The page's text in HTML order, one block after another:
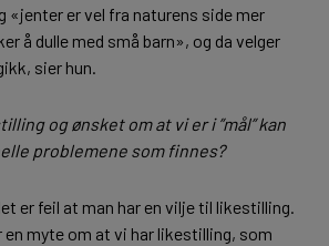
«jenter er vel fra naturens side mer
å dulle med små barn», og da velger
sier hun.
og ønsket om at vi er i ”mål” kan
problemene som finnes?
er feil at man har en vilje til likestilling.
en myte om at vi har likestilling, som